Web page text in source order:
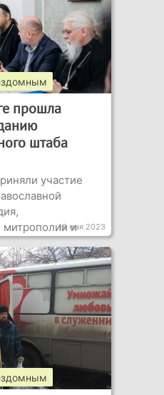
прошла
штаба
участие
митрополии и18 мая 2023